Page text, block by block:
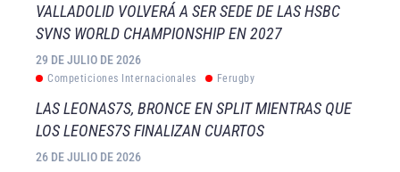
VALLADOLID VOLVERÁ A SER SEDE DE LAS HSBC
SVNS WORLD CHAMPIONSHIP EN 2027
29 DE JULIO DE 2026
Competiciones Internacionales Ferugby
LAS LEONAS7S, BRONCE EN SPLIT MIENTRAS QUE
LOS LEONES7S FINALIZAN CUARTOS
26 DE JULIO DE 2026